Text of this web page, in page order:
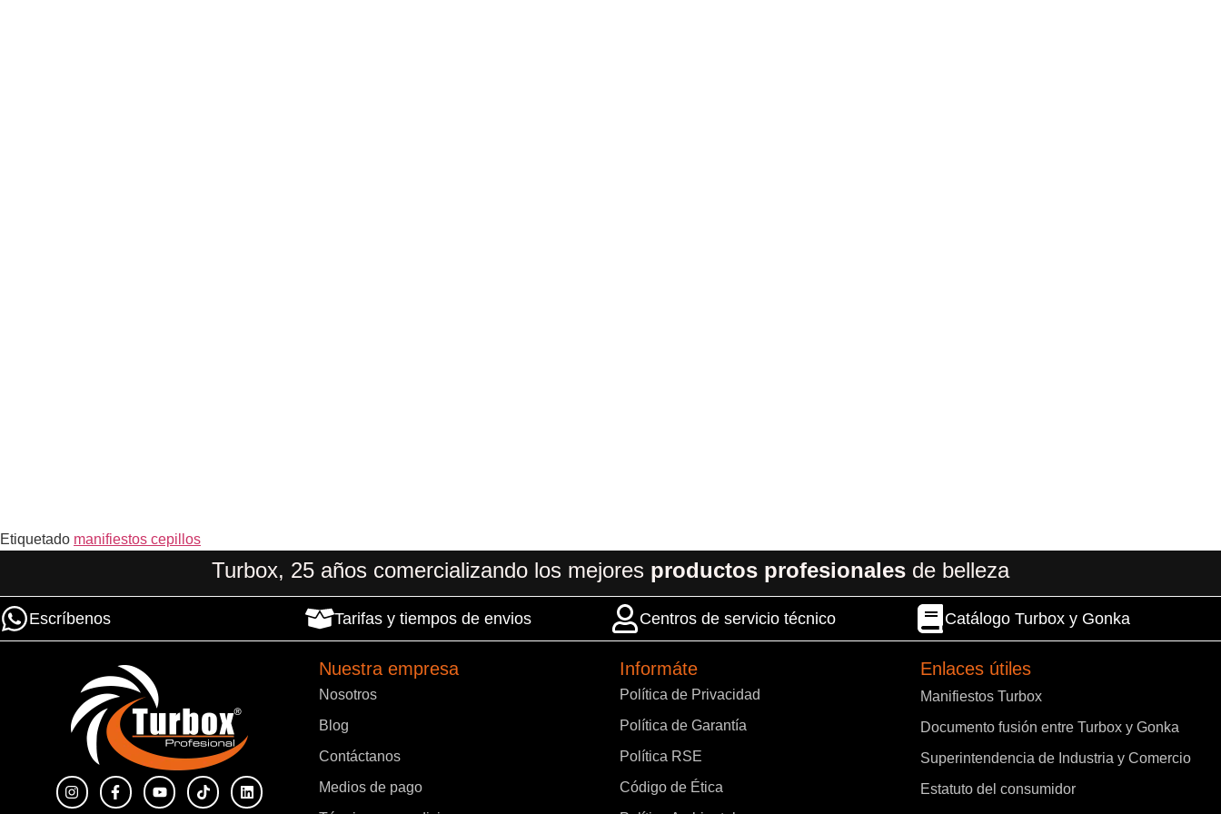
Etiquetado manifiestos cepillos
Turbox, 25 años comercializando los mejores productos profesionales de belleza
Escríbenos Tarifas y tiempos de envios Centros de servicio técnico Catálogo Turbox y Gonka
Nuestra empresa
Nosotros
Blog
Contáctanos
Medios de pago
Informáte
Política de Privacidad
Política de Garantía
Política RSE
Código de Ética
Enlaces útiles
Manifiestos Turbox
Documento fusión entre Turbox y Gonka
Superintendencia de Industria y Comercio
Estatuto del consumidor